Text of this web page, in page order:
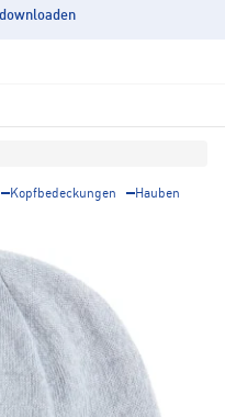
downloaden
Kopfbedeckungen Hauben